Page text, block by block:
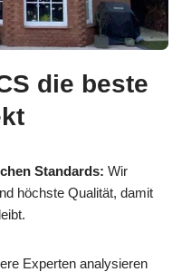
die beste
Standards: Wir
höchste Qualität, damit
Experten analysieren